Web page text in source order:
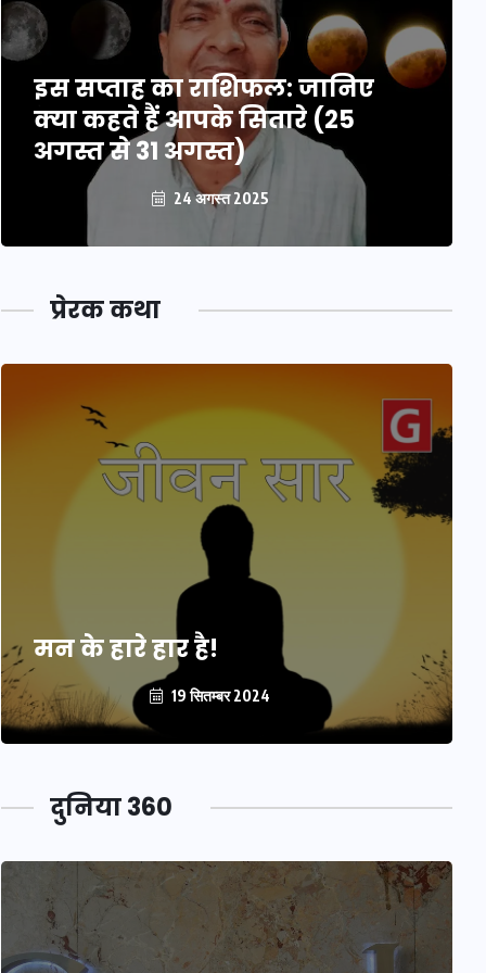
इस सप्ताह का राशिफल: जानिए
क्या कहते हैं आपके सितारे (25
अगस्त से 31 अगस्त)
24 अगस्त 2025
प्रेरक कथा
मन के हारे हार है!
19 सितम्बर 2024
दुनिया 360